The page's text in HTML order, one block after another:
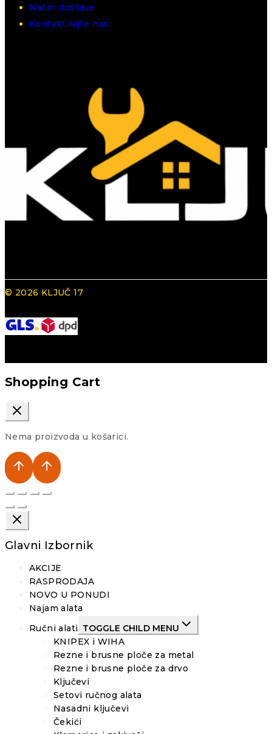
Način dostave
Kontaktirajte nas
© 2026 KLJUČ 17
Shopping Cart
Nema proizvoda u košarici.
Glavni Izbornik
AKCIJE
RASPRODAJA
NOVO U PONUDI
Najam alata
Ručni alati TOGGLE CHILD MENU
KNIPEX i WIHA
Rezne i brusne ploče za metal
Rezne i brusne ploče za drvo
Ključevi
Setovi ručnog alata
Nasadni ključevi
Čekići